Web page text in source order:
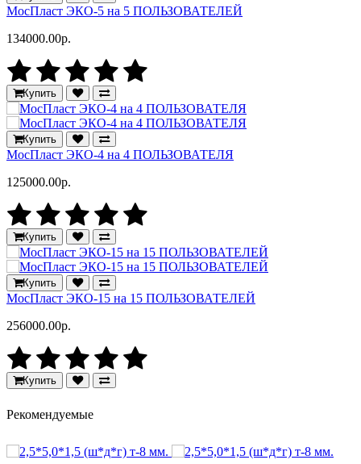
МосПласт ЭКО‑5 на 5 ПОЛЬЗОВАТЕЛЕЙ
134000.00р.
Купить
Купить
МосПласт ЭКО‑4 на 4 ПОЛЬЗОВАТЕЛЯ
125000.00р.
Купить
Купить
МосПласт ЭКО‑15 на 15 ПОЛЬЗОВАТЕЛЕЙ
256000.00р.
Купить
Рекомендуемые